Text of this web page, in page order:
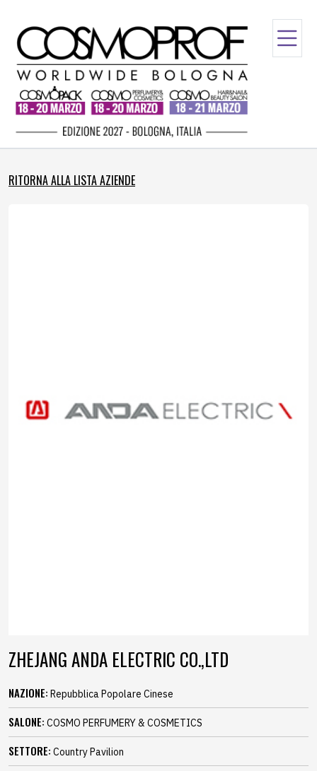
RITORNA ALLA LISTA AZIENDE
ZHEJANG ANDA ELECTRIC CO.,LTD
NAZIONE: Repubblica Popolare Cinese
SALONE: COSMO PERFUMERY & COSMETICS
SETTORE: Country Pavilion